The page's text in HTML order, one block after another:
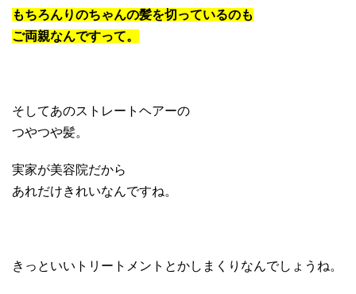
もちろんりのちゃんの髪を切っているのも
ご両親なんですって。
そしてあのストレートヘアーの
つやつや髪。
実家が美容院だから
あれだけきれいなんですね。
きっといいトリートメントとかしまくりなんでしょうね。